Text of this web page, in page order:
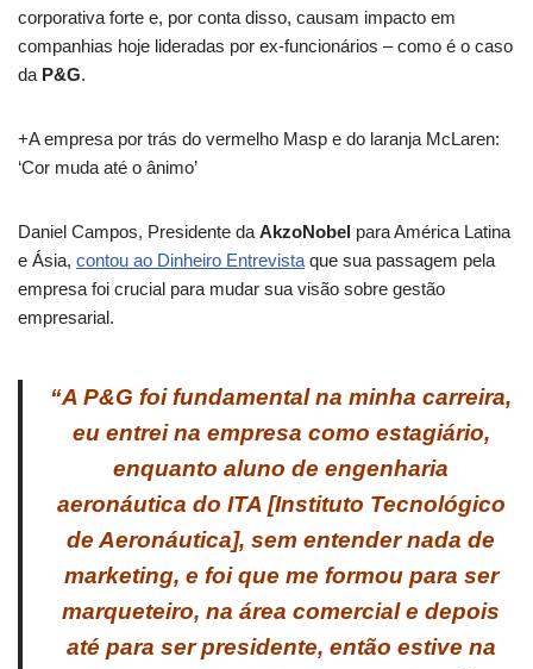
corporativa forte e, por conta disso, causam impacto em
companhias hoje lideradas por ex-funcionários – como é o caso
da P&G.
+A empresa por trás do vermelho Masp e do laranja McLaren:
‘Cor muda até o ânimo’
Daniel Campos, Presidente da AkzoNobel para América Latina
e Ásia, contou ao Dinheiro Entrevista que sua passagem pela
empresa foi crucial para mudar sua visão sobre gestão
empresarial.
“A P&G foi fundamental na minha carreira,
eu entrei na empresa como estagiário,
enquanto aluno de engenharia
aeronáutica do ITA [Instituto Tecnológico
de Aeronáutica], sem entender nada de
marketing, e foi que me formou para ser
marqueteiro, na área comercial e depois
até para ser presidente, então estive na